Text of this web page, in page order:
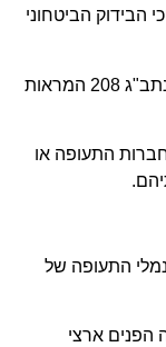
יתחילו תהליכי הבידוק הביטחוני
משעה 12:00 עד השעה 19:00 מתוכננות בנתב"ג 208 המראות
התעופה או
התעופה של
הפנים ארצי